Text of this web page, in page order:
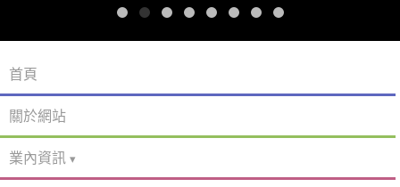
首頁
關於網站
業內資訊